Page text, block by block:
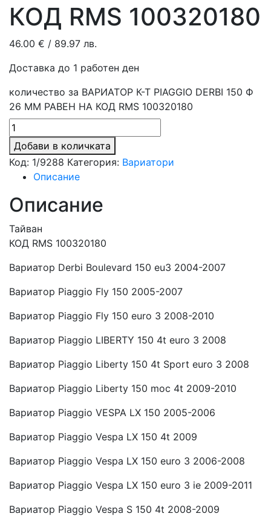
КОД RMS 100320180
46.00 € / 89.97 лв.
Доставка до 1 работен ден
количество за ВАРИАТОР К-Т PIAGGIO DERBI 150 Ф
26 ММ РАВЕН НА КОД RMS 100320180
Добави в количката
Код: 1/9288 Категория: Вариатори
Описание
Описание
Тайван
КОД RMS 100320180
Вариатор Derbi Boulevard 150 eu3 2004-2007
Вариатор Piaggio Fly 150 2005-2007
Вариатор Piaggio Fly 150 euro 3 2008-2010
Вариатор Piaggio LIBERTY 150 4t euro 3 2008
Вариатор Piaggio Liberty 150 4t Sport euro 3 2008
Вариатор Piaggio Liberty 150 moc 4t 2009-2010
Вариатор Piaggio VESPA LX 150 2005-2006
Вариатор Piaggio Vespa LX 150 4t 2009
Вариатор Piaggio Vespa LX 150 euro 3 2006-2008
Вариатор Piaggio Vespa LX 150 euro 3 ie 2009-2011
Вариатор Piaggio Vespa S 150 4t 2008-2009